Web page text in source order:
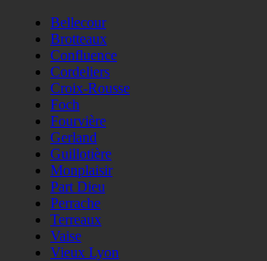
Bellecour
Brotteaux
Confluence
Cordeliers
Croix-Rousse
Foch
Fourvière
Gerland
Guillotière
Monplaisir
Part Dieu
Perrache
Terreaux
Vaise
Vieux Lyon